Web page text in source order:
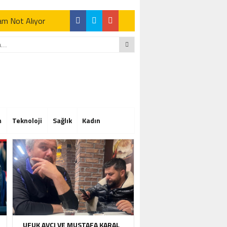
Not Alıyor
Not Alıyor
Teknoloji Sağlık Kadın
UFUK AVCI VE MUSTAFA KARAL